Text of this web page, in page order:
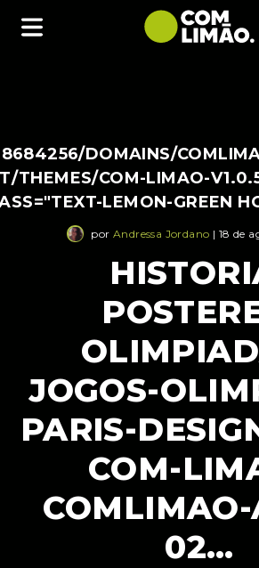
DOMAINS/
THEMES/COM-LIMAO-
LEMON-GREEN
porAndressa Jordano | 18 de
JOGOS-
PARIS-
COM-
COMLIMAO-
02…